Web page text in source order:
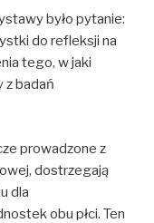
było pytanie:
do refleksji na
tego, w jaki
z badań
prowadzone z
dostrzegają
dla
obu płci. Ten